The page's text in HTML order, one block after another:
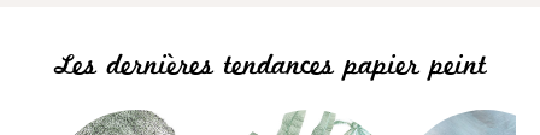
Les dernières tendances papier peint